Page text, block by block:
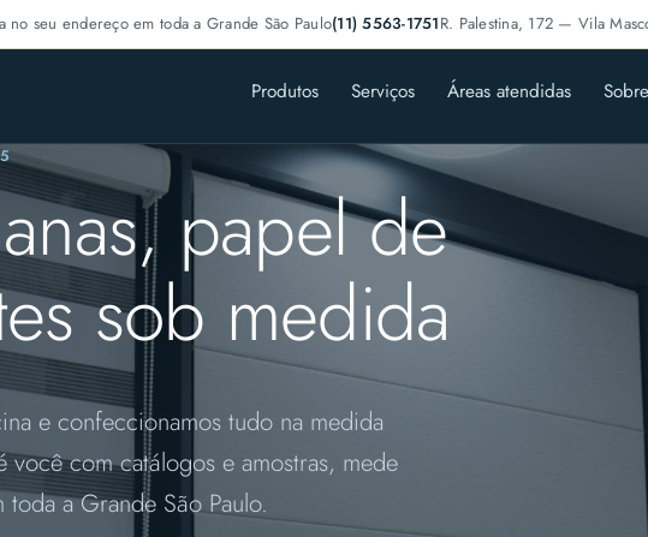
no seu endereço em toda a Grande São Paulo(11) 5563-1751R. Palestina, 172 — Vila
Produtos Serviços Áreas atendidas Sobre
papel de
sob medida
e confeccionamos tudo na medida
você com catálogos e amostras, mede
a Grande São Paulo.